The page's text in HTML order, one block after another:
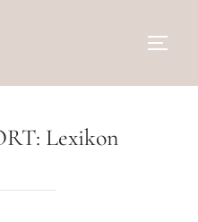
Lexikon